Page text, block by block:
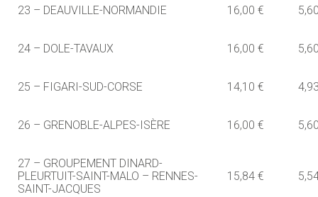
23 – DEAUVILLE-NORMANDIE 16,00 €
24 – DOLE-TAVAUX 16,00 €
25 – FIGARI-SUD-CORSE 14,10 €
26 – GRENOBLE-ALPES-ISÈRE 16,00 €
27 – GROUPEMENT DINARD-
PLEURTUIT-SAINT-MALO – RENNES-
SAINT-JACQUES
15,84 €